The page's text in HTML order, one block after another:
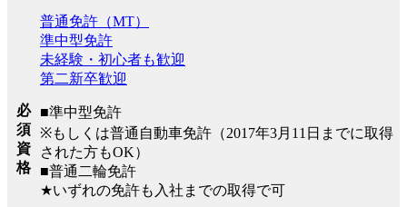
必
須
資
格
普通免許（MT）
準中型免許
未経験・初心者も歓迎
第二新卒歓迎
■準中型免許
※もしくは普通自動車免許（2017年3月11日までに取得
された方もOK）
■普通二輪免許
★いずれの免許も入社までの取得で可